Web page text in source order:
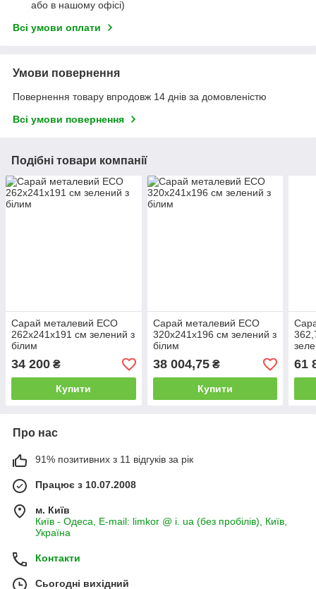
або в нашому офісі)
Всі умови оплати
Умови повернення
Повернення товару впродовж 14 днів за домовленістю
Всі умови повернення
Подібні товари компанії
Сарай металевий ECO
262x241x191 см зелений з
білим
34 200 ₴
Купити
Сарай металевий ECO
320x241x196 см зелений з
білим
38 004,75₴
Купити
61
Про нас
91% позитивних з 11 відгуків за рік
Працює з 10.07.2008
м. Київ
Київ - Одеса, E-mail: limkor @ i. ua (без пробілів), Київ,
Україна
Контакти
Сьогодні вихідний